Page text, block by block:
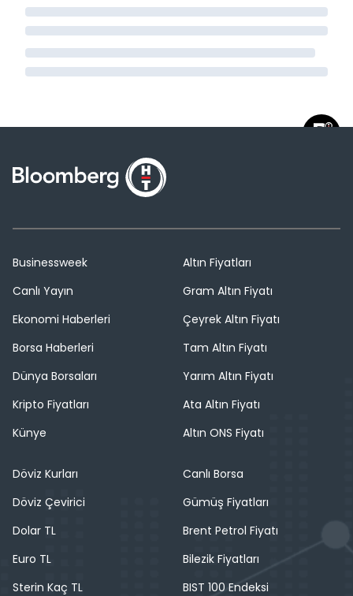
Businessweek
Canlı Yayın
Ekonomi Haberleri
Borsa Haberleri
Dünya Borsaları
Kripto Fiyatları
Künye
Altın Fiyatları
Gram Altın Fiyatı
Çeyrek Altın Fiyatı
Tam Altın Fiyatı
Yarım Altın Fiyatı
Ata Altın Fiyatı
Altın ONS Fiyatı
Döviz Kurları
Döviz Çevirici
Dolar TL
Euro TL
Sterin Kaç TL
Canlı Borsa
Gümüş Fiyatları
Brent Petrol Fiyatı
Bilezik Fiyatları
BIST 100 Endeksi